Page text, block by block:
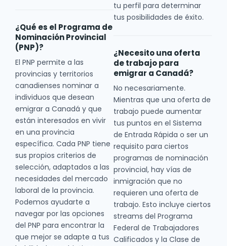
¿Qué es el Programa de
Nominación Provincial
(PNP)?
El PNP permite a las
provincias y territorios
canadienses nominar a
individuos que desean
emigrar a Canadá y que
están interesados en vivir
en una provincia
específica. Cada PNP tiene
sus propios criterios de
selección, adaptados a las
necesidades del mercado
laboral de la provincia.
Podemos ayudarte a
navegar por las opciones
del PNP para encontrar la
que mejor se adapte a tus
tu perfil para determinar
tus posibilidades de éxito.
¿Necesito una oferta
de trabajo para
emigrar a Canadá?
No necesariamente.
Mientras que una oferta de
trabajo puede aumentar
tus puntos en el Sistema
de Entrada Rápida o ser un
requisito para ciertos
programas de nominación
provincial, hay vías de
inmigración que no
requieren una oferta de
trabajo. Esto incluye ciertos
streams del Programa
Federal de Trabajadores
Calificados y la Clase de